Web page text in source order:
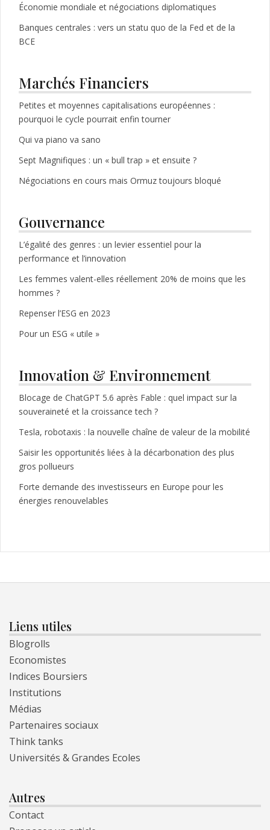
Économie mondiale et négociations diplomatiques
Banques centrales : vers un statu quo de la Fed et de la
BCE
Marchés Financiers
Petites et moyennes capitalisations européennes :
pourquoi le cycle pourrait enfin tourner
Qui va piano va sano
Sept Magnifiques : un « bull trap » et ensuite ?
Négociations en cours mais Ormuz toujours bloqué
Gouvernance
L’égalité des genres : un levier essentiel pour la
performance et l’innovation
Les femmes valent-elles réellement 20% de moins que les
hommes ?
Repenser l’ESG en 2023
Pour un ESG « utile »
Innovation & Environnement
Blocage de ChatGPT 5.6 après Fable : quel impact sur la
souveraineté et la croissance tech ?
Tesla, robotaxis : la nouvelle chaîne de valeur de la mobilité
Saisir les opportunités liées à la décarbonation des plus
gros pollueurs
Forte demande des investisseurs en Europe pour les
énergies renouvelables
Liens utiles
Blogrolls
Economistes
Indices Boursiers
Institutions
Médias
Partenaires sociaux
Think tanks
Universités & Grandes Ecoles
Autres
Contact